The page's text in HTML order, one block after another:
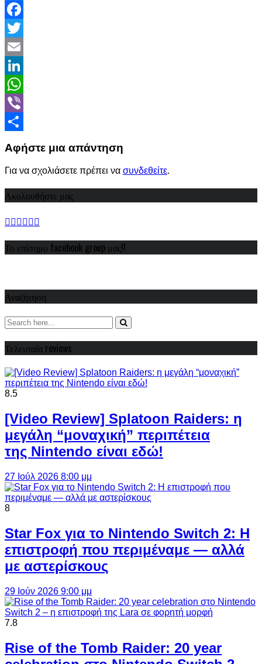
Facebook
Twitter
Email
LinkedIn
WhatsApp
Viber
Αφήστε μια απάντηση
Για να σχολιάσετε πρέπει να συνδεθείτε.
Ακολουθήστε μας
Το επίσημο facebook group μας!!
Αναζήτηση
Τελευταία reviews
8.5
[Video Review] Splatoon Raiders: η
μεγάλη “μοναχική” περιπέτεια
της Nintendo είναι εδώ!
27 Ιούλ 2026 8:00 μμ
8
Star Fox για το Nintendo Switch 2: Η
επιστροφή που περιμέναμε — αλλά
με αστερίσκους
29 Ιούν 2026 9:00 μμ
7.8
Rise of the Tomb Raider: 20 year